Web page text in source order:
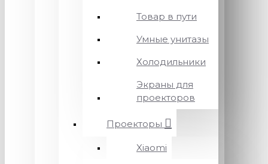
Товар в пути
Умные унитазы
Холодильники
Экраны для
проекторов
Проекторы
Xiaomi